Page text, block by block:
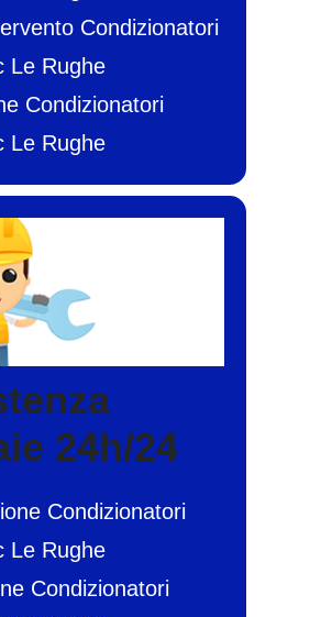
Condizionatori
Le Rughe
Condizionatori
Le Rughe
24h/24
Condizionatori
Le Rughe
Condizionatori